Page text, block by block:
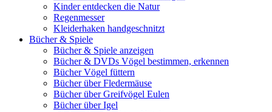
Kinder entdecken die Natur
Regenmesser
Kleiderhaken handgeschnitzt
Bücher & Spiele
Bücher & Spiele anzeigen
Bücher & DVDs Vögel bestimmen, erkennen
Bücher Vögel füttern
Bücher über Fledermäuse
Bücher über Greifvögel Eulen
Bücher über Igel